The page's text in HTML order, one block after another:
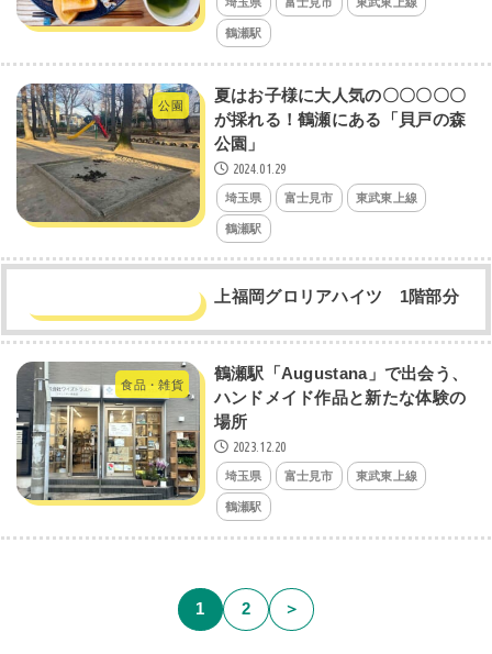
鶴瀬駅
公園
夏はお子様に大人気の〇〇〇〇〇
が採れる！鶴瀬にある「貝戸の森
公園」
2024.01.29
埼玉県 富士見市 東武東上線
鶴瀬駅
上福岡グロリアハイツ 1階部分
食品・雑貨
鶴瀬駅「Augustana」で出会う、
ハンドメイド作品と新たな体験の
場所
2023.12.20
埼玉県 富士見市 東武東上線
鶴瀬駅
1 2 ＞